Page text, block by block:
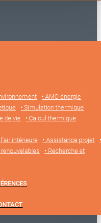
• AMO énergie
• Simulation thermique
de vie
• Calcul thermique
intérieure
• Assistance projet
•
renouvelables
• Recherche et